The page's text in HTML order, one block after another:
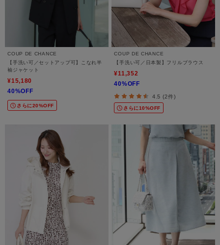
COUP DE CHANCE
【手洗い可／セットアップ可】こなれ半
袖ジャケット
¥15,180
40%OFF
さらに20%OFF
COUP DE CHANCE
【手洗い可／日本製】フリルブラウス
¥11,352
40%OFF
4.5 (2件)
さらに10%OFF